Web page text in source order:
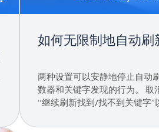
如何无限制地自动刷
两种设置可以安静地停止自动
数器和关键字发现的行为。 取
“继续刷新找到/找不到关键字”